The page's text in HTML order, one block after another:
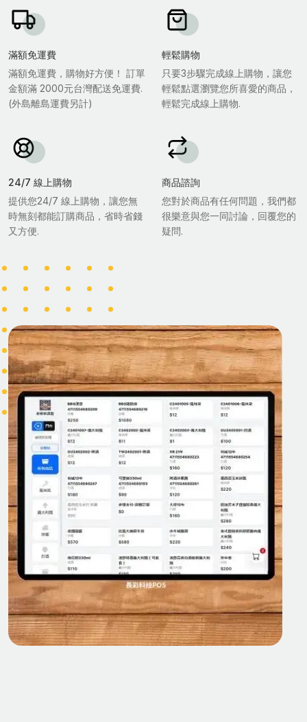
滿額免運費
滿額免運費，購物好方便！ 訂單
金額滿 2000元台灣配送免運費.
(外島離島運費另計)
輕鬆購物
只要3步驟完成線上購物，讓您
輕鬆點選瀏覽您所喜愛的商品，
輕鬆完成線上購物.
24/7 線上購物
提供您24/7 線上購物，讓您無
時無刻都能訂購商品，省時省錢
又方便.
商品諮詢
您對於商品有任何問題，我們都
很樂意與您一同討論，回覆您的
疑問.